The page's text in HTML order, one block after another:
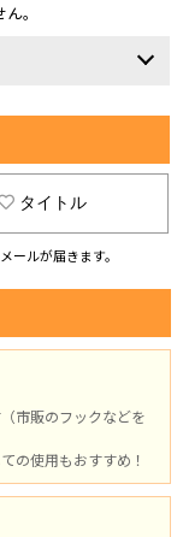
。
タイトル
ルが届きます。
市販のフックなどを
の使用もおすすめ！